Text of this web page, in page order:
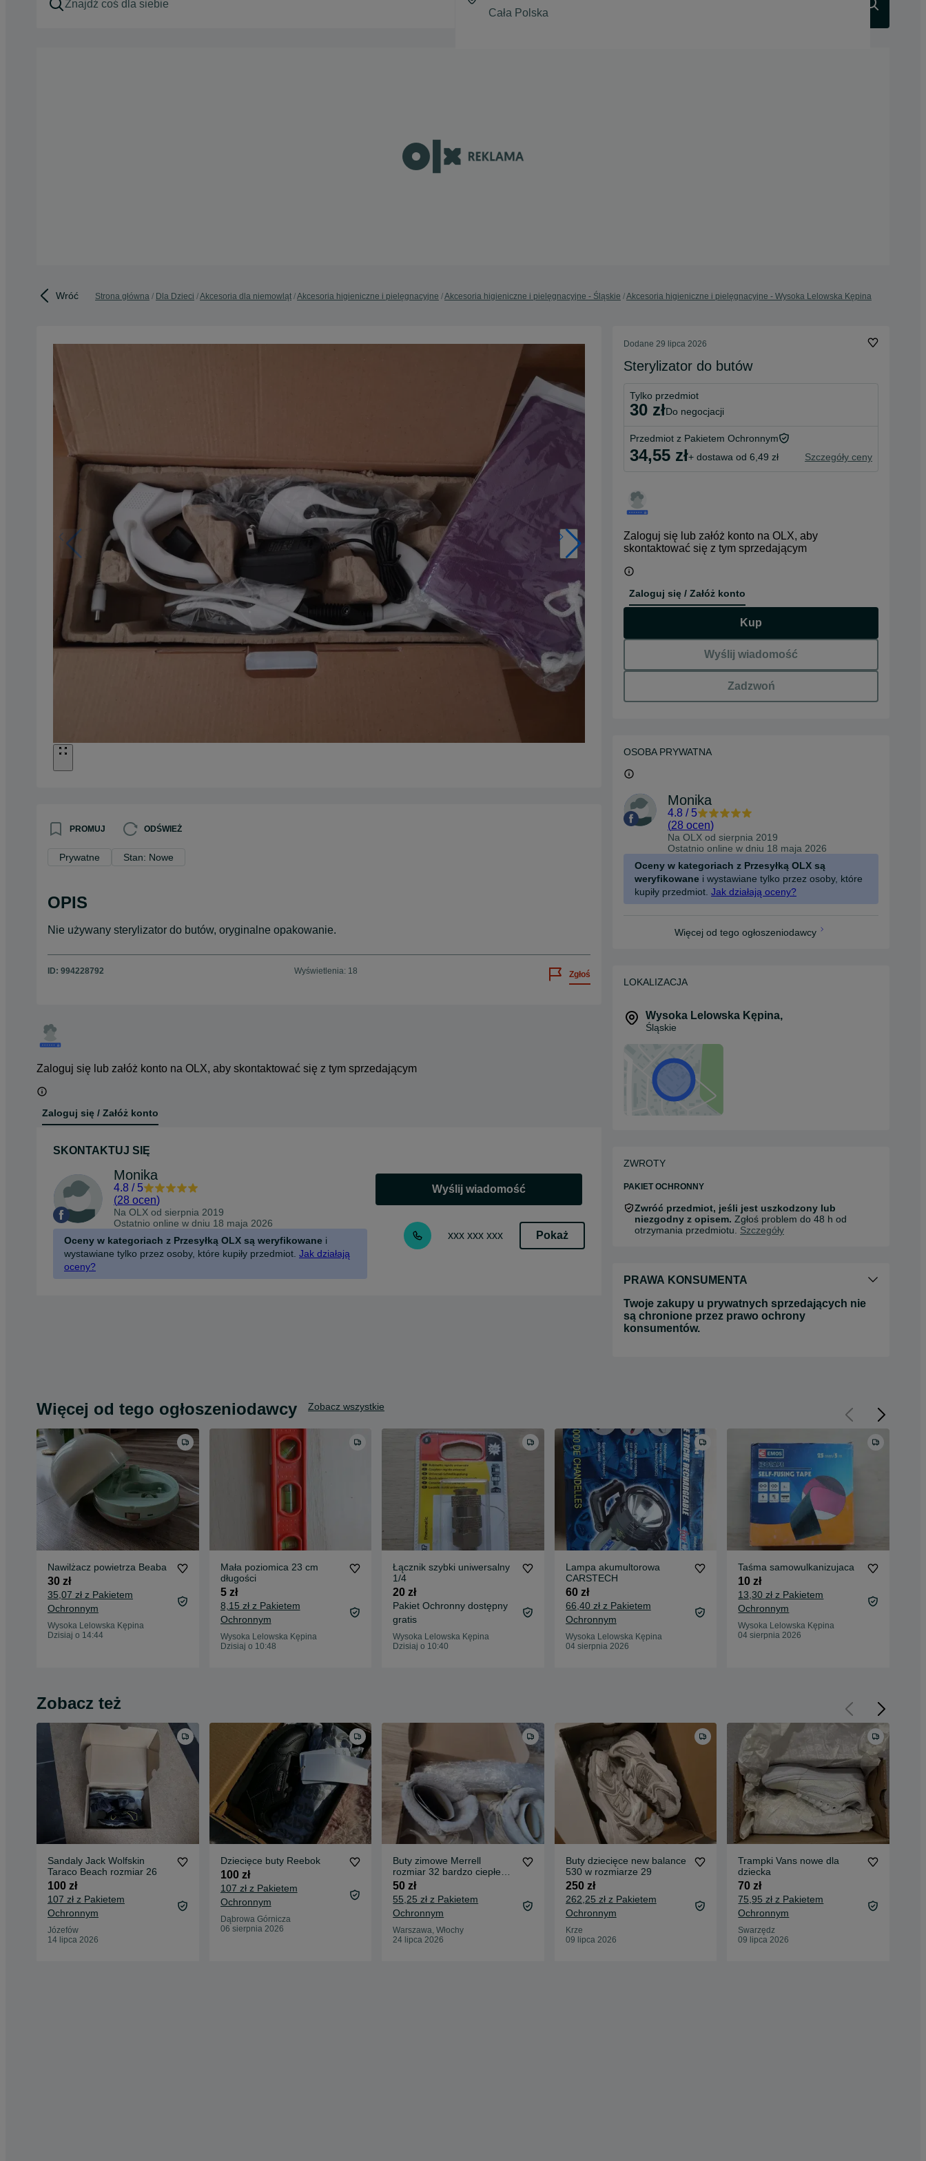
Wróć Strona główna Dla Dzieci Akcesoria dla niemowląt Akcesoria higieniczne i pielęgnacyjne Akcesoria higieniczne i pielęgnacyjne - Śląskie Akcesoria higieniczne i pielęgnacyjne - Wysoka Lelowska Kępina
PROMUJ ODŚWIEŻ
Prywatne Stan: Nowe
OPIS
Nie używany sterylizator do butów, oryginalne opakowanie.
ID: 994228792 Wyświetlenia: 18 Zgłoś
Zaloguj się lub załóż konto na OLX, aby skontaktować się z tym sprzedającym
Zaloguj się / Załóż konto
SKONTAKTUJ SIĘ
Monika
4.8 / 5
(28 ocen)
Na OLX od sierpnia 2019
Ostatnio online w dniu 18 maja 2026
Oceny w kategoriach z Przesyłką OLX są weryfikowane i
wystawiane tylko przez osoby, które kupiły przedmiot. Jak działają
oceny?
Wyślij wiadomość
xxx xxx xxx Pokaż
Dodane 29 lipca 2026
Sterylizator do butów
Tylko przedmiot
30 zł do negocjacji
Przedmiot z Pakietem Ochronnym
34,55 zł+ dostawa od 6,49 zł Szczegóły ceny
Zaloguj się lub załóż konto na OLX, aby
skontaktować się z tym sprzedającym
Zaloguj się / Załóż konto
Kup
Wyślij wiadomość
Zadzwoń
OSOBA PRYWATNA
Monika
4.8 / 5
(28 ocen)
Na OLX od sierpnia 2019
Ostatnio online w dniu 18 maja 2026
Oceny w kategoriach z Przesyłką OLX są
weryfikowane i wystawiane tylko przez osoby, które
kupiły przedmiot. Jak działają oceny?
Więcej od tego ogłoszeniodawcy
LOKALIZACJA
Wysoka Lelowska Kępina,
Śląskie
ZWROTY
PAKIET OCHRONNY
Zwróć przedmiot, jeśli jest uszkodzony lub
niezgodny z opisem. Zgłoś problem do 48 h od
otrzymania przedmiotu. Szczegóły
PRAWA KONSUMENTA
Twoje zakupy u prywatnych sprzedających nie
są chronione przez prawo ochrony
konsumentów.
Więcej od tego ogłoszeniodawcy Zobacz wszystkie
Nawilżacz powietrza Beaba
30 zł
35,07 zł z Pakietem
Ochronnym
Wysoka Lelowska Kępina
Dzisiaj o 14:44
Mała poziomica 23 cm
długości
5 zł
8,15 zł z Pakietem
Ochronnym
Wysoka Lelowska Kępina
Dzisiaj o 10:48
Łącznik szybki uniwersalny
1/4
20 zł
Pakiet Ochronny dostępny
gratis
Wysoka Lelowska Kępina
Dzisiaj o 10:40
Lampa akumultorowa
CARSTECH
60 zł
66,40 zł z Pakietem
Ochronnym
Wysoka Lelowska Kępina
04 sierpnia 2026
Taśma samowulkanizujaca
10 zł
13,30 zł z Pakietem
Ochronnym
Wysoka Lelowska Kępina
04 sierpnia 2026
Zobacz też
Sandaly Jack Wolfskin
Taraco Beach rozmiar 26
100 zł
107 zł z Pakietem
Ochronnym
Józefów
14 lipca 2026
Dziecięce buty Reebok
100 zł
107 zł z Pakietem
Ochronnym
Dąbrowa Górnicza
06 sierpnia 2026
Buty zimowe Merrell
rozmiar 32 bardzo ciepłe
kozaki
50 zł
55,25 zł z Pakietem
Ochronnym
Warszawa, Włochy
24 lipca 2026
Buty dziecięce new balance
530 w rozmiarze 29
250 zł
262,25 zł z Pakietem
Ochronnym
Krze
09 lipca 2026
Trampki Vans nowe dla
dziecka
70 zł
75,95 zł z Pakietem
Ochronnym
Swarzędz
09 lipca 2026